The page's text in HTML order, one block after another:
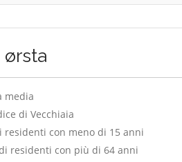
media
di Vecchiaia
residenti con meno di 15 anni
residenti con più di 64 anni